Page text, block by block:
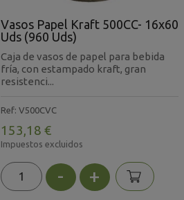
Vasos Papel Kraft 500CC- 16x60
Uds (960 Uds)
Caja de vasos de papel para bebida
fría, con estampado kraft, gran
resistenci...
Ref: V500CVC
153,18 €
Impuestos excluidos
- +